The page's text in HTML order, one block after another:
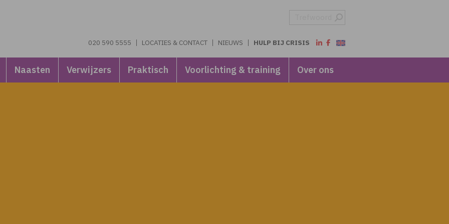
020 590 5555 LOCATIES & CONTACT NIEUWS HULP BIJ CRISIS
Naasten Verwijzers Praktisch Voorlichting & training Over ons